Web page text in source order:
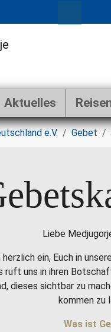
Aktuelles
e.V. Gebet
Liebe
ein, Euch in
uns in ihren
dieses sichtbar zu
kommen zu
Was ist